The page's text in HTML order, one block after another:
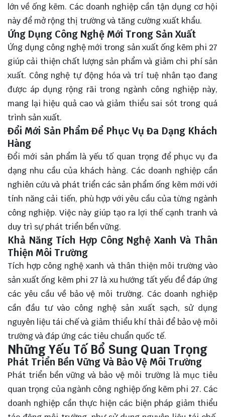
lớn về ống kẽm. Các doanh nghiệp cần tận dụng cơ hội
này để mở rộng thị trường và tăng cường xuất khẩu.
Ứng Dụng Công Nghệ Mới Trong Sản Xuất
Ứng dụng công nghệ mới trong sản xuất ống kẽm phi 27
giúp cải thiện chất lượng sản phẩm và giảm chi phí sản
xuất. Công nghệ tự động hóa và trí tuệ nhân tạo đang
được áp dụng rộng rãi trong ngành công nghiệp này,
mang lại hiệu quả cao và giảm thiểu sai sót trong quá
trình sản xuất.
Đổi Mới Sản Phẩm Để Phục Vụ Đa Dạng Khách
Hàng
Đổi mới sản phẩm là yếu tố quan trọng để phục vụ đa
dạng nhu cầu của khách hàng. Các doanh nghiệp cần
nghiên cứu và phát triển các sản phẩm ống kẽm mới với
tính năng cải tiến, phù hợp với yêu cầu của từng ngành
công nghiệp. Việc này giúp tạo ra lợi thế cạnh tranh và
duy trì sự phát triển bền vững.
Khả Năng Tích Hợp Công Nghệ Xanh Và Thân
Thiện Môi Trường
Tích hợp công nghệ xanh và thân thiện môi trường vào
sản xuất ống kẽm phi 27 là xu hướng tất yếu để đáp ứng
các yêu cầu về bảo vệ môi trường. Các doanh nghiệp
cần đầu tư vào công nghệ sản xuất sạch, sử dụng
nguyên liệu tái chế và giảm thiểu khí thải để bảo vệ môi
trường và đáp ứng các tiêu chuẩn quốc tế.
Những Yếu Tố Bổ Sung Quan Trọng
Phát Triển Bền Vững Và Bảo Vệ Môi Trường
Phát triển bền vững và bảo vệ môi trường là mục tiêu
quan trọng của ngành công nghiệp ống kẽm phi 27. Các
doanh nghiệp cần thực hiện các biện pháp giảm thiểu